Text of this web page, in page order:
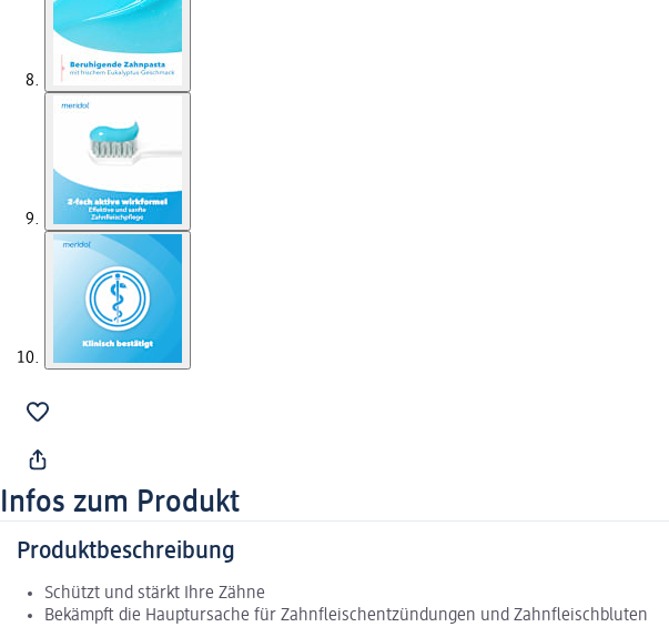
Infos zum Produkt
Produktbeschreibung
Schützt und stärkt Ihre Zähne
Bekämpft die Hauptursache für Zahnfleischentzündungen und Zahnfleischbluten